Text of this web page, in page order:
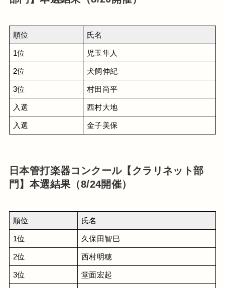
順位 氏名
1位 児玉隼人
2位 犬飼伸紀
3位 村田尚平
入選 西村大地
入選 金子美保
日本管打楽器コンクール【クラリネット部
門】本選結果（8/24開催）
順位 氏名
1位 久保田智巳
2位 西村明穂
3位 堂面宏起